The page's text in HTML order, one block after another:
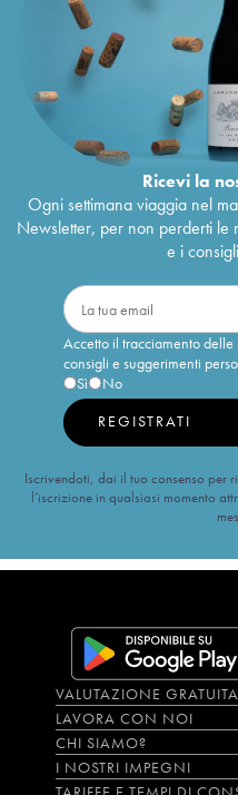
Ricevi la
Ogni settimana viaggia nel
Newsletter, per non perderti le
e i
Accetto il tracciamento
consigli e suggerimenti
Sì
No
REGISTRATI
Iscrivendoti, dai il tuo consenso per
l’iscrizione in qualsiasi momento
VALUTAZIONE GRATUITA
LAVORA CON NOI
CHI SIAMO?
I NOSTRI IMPEGNI